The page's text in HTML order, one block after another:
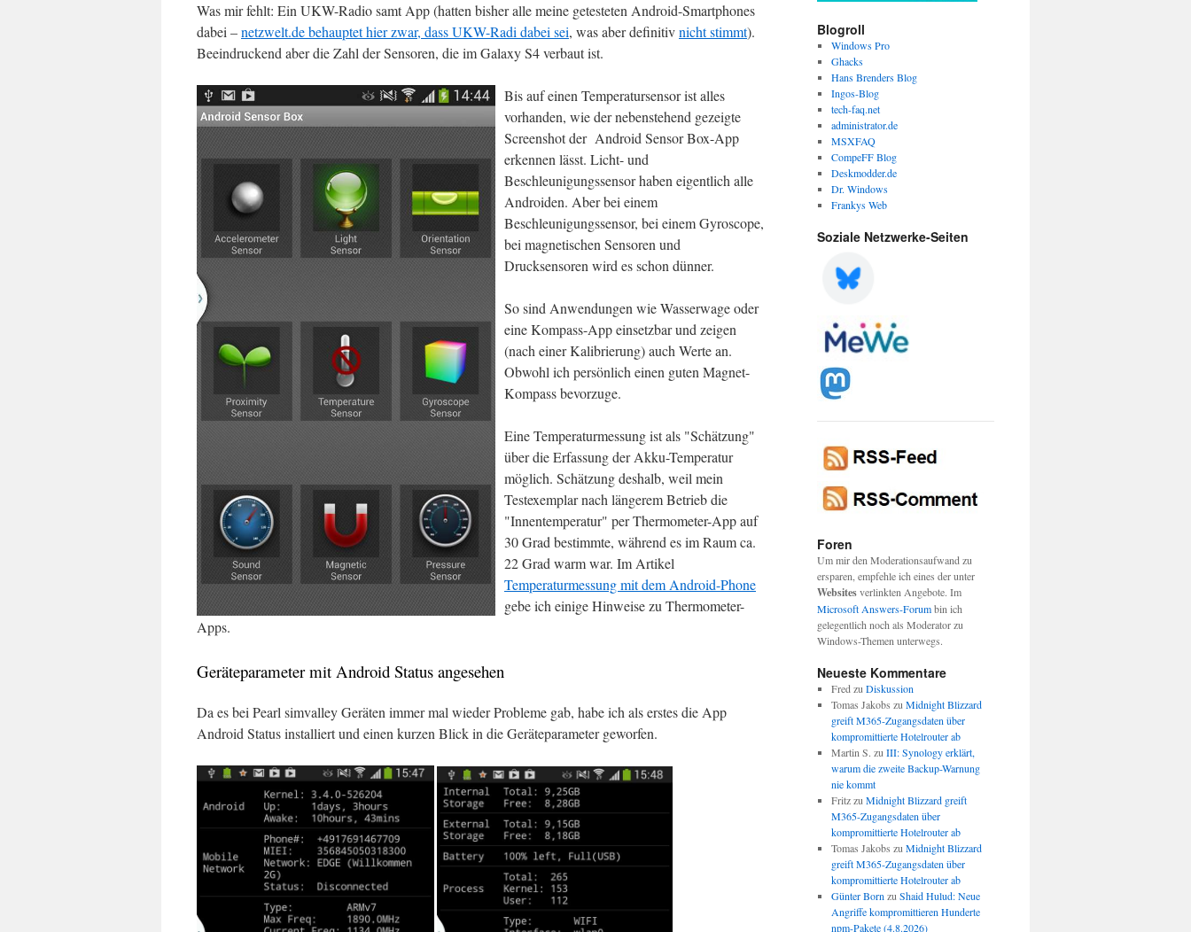
Was mir fehlt: Ein UKW-Radio samt App (hatten bisher alle meine getesteten Android-Smartphones
dabei –netzwelt.de behauptet hier zwar, dass UKW-Radi dabei sei, was aber definitivnicht stimmt).
Beeindruckend aber die Zahl der Sensoren, die im Galaxy S4 verbaut ist.
Bis auf einen Temperatursensor ist alles
vorhanden, wie der nebenstehend gezeigte
Screenshot der Android Sensor Box-App
erkennen lässt. Licht- und
Beschleunigungssensor haben eigentlich alle
Androiden. Aber bei einem
Beschleunigungssensor, bei einem Gyroscope,
bei magnetischen Sensoren und
Drucksensoren wird es schon dünner.
So sind Anwendungen wie Wasserwage oder
eine Kompass-App einsetzbar und zeigen
(nach einer Kalibrierung) auch Werte an.
Obwohl ich persönlich einen guten Magnet-
Kompass bevorzuge.
Eine Temperaturmessung ist als "Schätzung"
über die Erfassung der Akku-Temperatur
möglich. Schätzung deshalb, weil mein
Testexemplar nach längerem Betrieb die
"Innentemperatur" per Thermometer-App auf
30 Grad bestimmte, während es im Raum ca.
22 Grad warm war. Im Artikel
Temperaturmessung mit dem Android-Phone
gebe ich einige Hinweise zu Thermometer-
Apps.
Geräteparameter mit Android Status angesehen
Da es bei Pearl simvalley Geräten immer mal wieder Probleme gab, habe ich als erstes die App
Android Status installiert und einen kurzen Blick in die Geräteparameter geworfen.
Blogroll
Windows Pro
Ghacks
Hans Brenders Blog
Ingos-Blog
tech-faq.net
administrator.de
MSXFAQ
CompeFF Blog
Deskmodder.de
Dr. Windows
Frankys Web
Soziale Netzwerke-Seiten
Foren
Um mir den Moderationsaufwand zu
ersparen, empfehle ich eines der unter
Websitesverlinkten Angebote. Im
Microsoft Answers-Forumbin ich
gelegentlich noch als Moderator zu
Windows-Themen unterwegs.
Neueste Kommentare
Fred zu Diskussion
Tomas Jakobs zu Midnight Blizzard
greift M365-Zugangsdaten über
kompromittierte Hotelrouter ab
Martin S. zu III: Synology erklärt,
warum die zweite Backup-Warnung
nie kommt
Fritzzu Midnight Blizzard greift
M365-Zugangsdaten über
kompromittierte Hotelrouter ab
Tomas Jakobs zu Midnight Blizzard
greift M365-Zugangsdaten über
kompromittierte Hotelrouter ab
Günter Born zu Shaid Hulud: Neue
Angriffe kompromittieren Hunderte
npm-Pakete (4.8.2026)